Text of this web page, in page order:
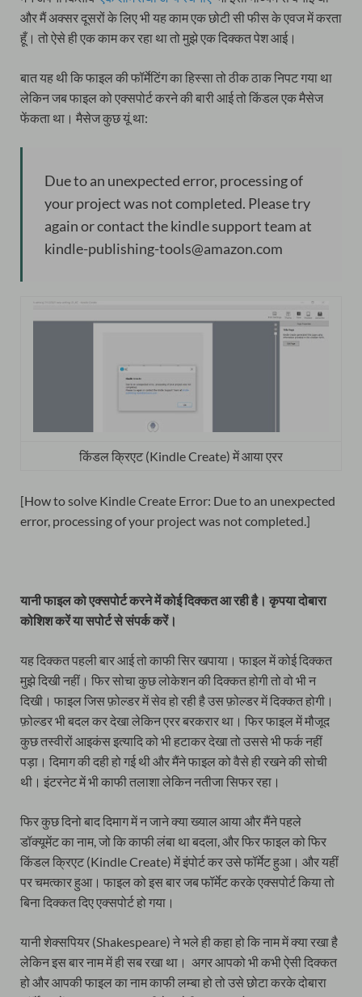
और मैं अक्सर दूसरों के लिए भी यह काम एक छोटी सी फीस के एवज में करता
हूँ। तो ऐसे ही एक काम कर रहा था तो मुझे एक दिक्कत पेश आई।
बात यह थी कि फाइल की फॉर्मेटिंग का हिस्सा तो ठीक ठाक निपट गया था
लेकिन जब फाइल को एक्सपोर्ट करने की बारी आई तो किंडल एक मैसेज
फेंकता था। मैसेज कुछ यूं था:
Due to an unexpected error, processing of
your project was not completed. Please try
again or contact the kindle support team at
kindle-publishing-tools@amazon.com
किंडल क्रिएट (Kindle Create) में आया एरर
[How to solve Kindle Create Error: Due to an unexpected
error, processing of your project was not completed.]
यानी फाइल को एक्सपोर्ट करने में कोई दिक्कत आ रही है। कृपया दोबारा
कोशिश करें या सपोर्ट से संपर्क करें।
यह दिक्कत पहली बार आई तो काफी सिर खपाया। फाइल में कोई दिक्कत
मुझे दिखी नहीं। फिर सोचा कुछ लोकेशन की दिक्कत होगी तो वो भी न
दिखी। फाइल जिस फ़ोल्डर में सेव हो रही है उस फ़ोल्डर में दिक्कत होगी।
फ़ोल्डर भी बदल कर देखा लेकिन एरर बरकरार था। फिर फाइल में मौजूद
कुछ तस्वीरों आइकंस इत्यादि को भी हटाकर देखा तो उससे भी फर्क नहीं
पड़ा। दिमाग की दही हो गई थी और मैंने फाइल को वैसे ही रखने की सोची
थी। इंटरनेट में भी काफी तलाशा लेकिन नतीजा सिफर रहा।
फिर कुछ दिनो बाद दिमाग में न जाने क्या ख्याल आया और मैंने पहले
डॉक्यूमेंट का नाम, जो कि काफी लंबा था बदला, और फिर फाइल को फिर
किंडल क्रिएट (Kindle Create) में इंपोर्ट कर उसे फॉर्मेट हुआ। और यहीं
पर चमत्कार हुआ। फाइल को इस बार जब फॉर्मेट करके एक्सपोर्ट किया तो
बिना दिक्कत दिए एक्सपोर्ट हो गया।
यानी शेक्सपियर (Shakespeare) ने भले ही कहा हो कि नाम में क्या रखा है
लेकिन इस बार नाम में ही सब रखा था। अगर आपको भी कभी ऐसी दिक्कत
हो और आपकी फाइल का नाम काफी लम्बा हो तो उसे छोटा करके दोबारा